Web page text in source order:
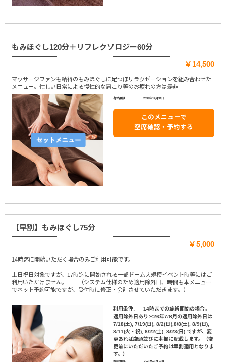
もみほぐし120分＋リフレクソロジー60分
￥14,500
マッサージファンも納得のもみほぐしに足つぼリラクゼーションを組み合わせた
メニュー。忙しい日常による慢性的な肩こり等のお疲れの方は是非
有効期限: 2099年12月31日
このメニューで
空席確認・予約する
【早割】もみほぐし75分
￥5,000
14時迄に開始いただく場合のみご利用可能です。
土日祝日対象ですが、17時迄に開始される一部ドーム大規模イベント時等にはご
利用いただけません。 （システム仕様のため適用除外日、時間も本メニュー
でネット予約可能ですが、受付時に修正・会計させていただきます。）
利用条件:
14時までの施術開始の場合。
適用除外日あり＊26年7/8月の適用除外日は
7/18(土), 7/19(日), 8/2(日),8/8(土), 8/9(日),
8/11(火・祝), 8/22(土), 8/23(日) ですが、変
更あれば店頭並びに本欄に記載します。（変
更前にいただいたご予約は早割適用となりま
す。）